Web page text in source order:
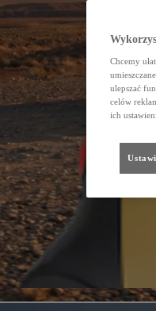
Chcemy
ulepszać
celów
ich